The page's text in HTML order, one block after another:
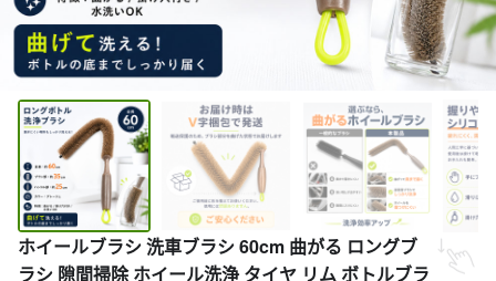
ホイールブラシ 洗車ブラシ 60cm 曲がる ロングブ
ラシ 隙間掃除 ホイール洗浄 タイヤ リム ボトルブラ